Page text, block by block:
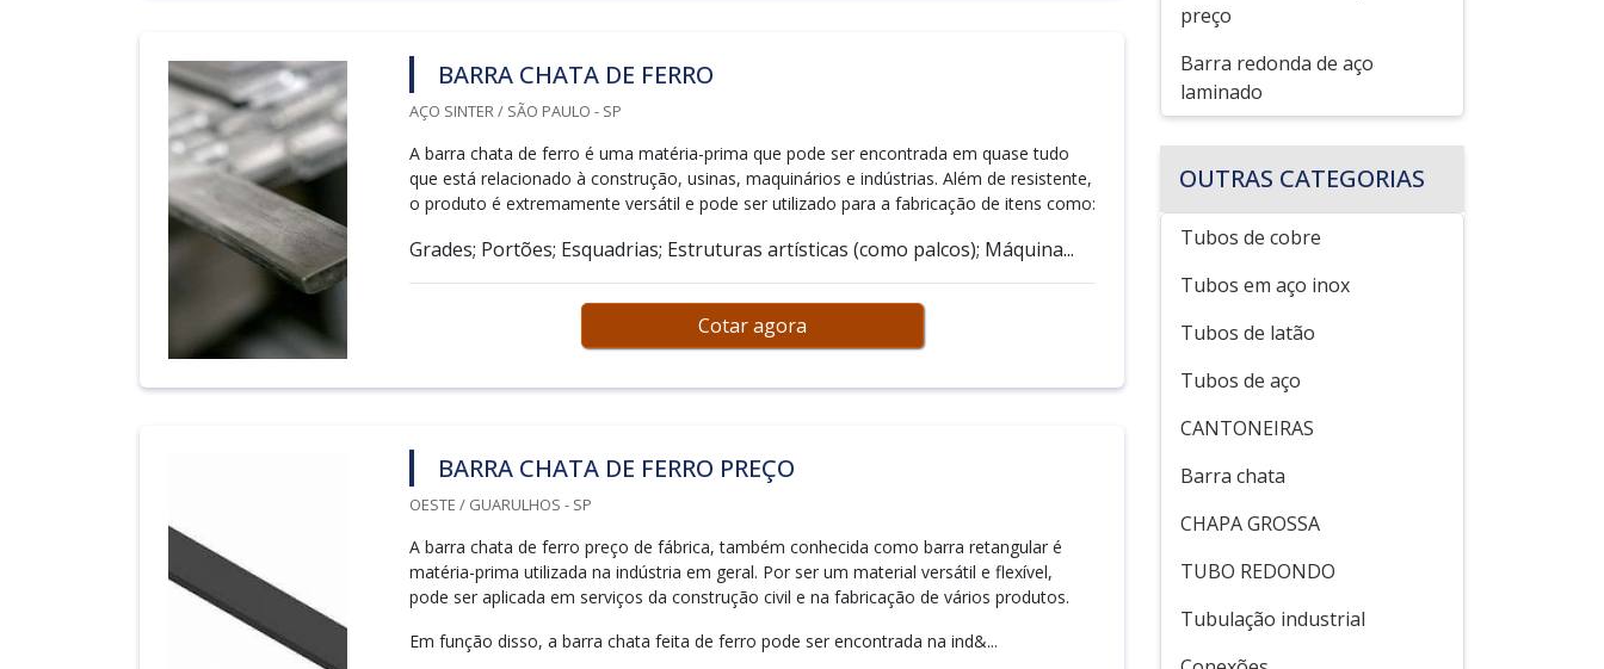
BARRA CHATA DE FERRO
AÇO SINTER / SÃO PAULO - SP
A barra chata de ferro é uma matéria-prima que pode ser encontrada em quase tudo
que está relacionado à construção, usinas, maquinários e indústrias. Além de resistente,
o produto é extremamente versátil e pode ser utilizado para a fabricação de itens como:
Grades; Portões; Esquadrias; Estruturas artísticas (como palcos); Máquina...
Cotar agora
BARRA CHATA DE FERRO PREÇO
OESTE / GUARULHOS - SP
A barra chata de ferro preço de fábrica, também conhecida como barra retangular é
matéria-prima utilizada na indústria em geral. Por ser um material versátil e flexível,
pode ser aplicada em serviços da construção civil e na fabricação de vários produtos.
Em função disso, a barra chata feita de ferro pode ser encontrada na ind&...
preço
Barra redonda de aço
laminado
OUTRAS CATEGORIAS
Tubos de cobre
Tubos em aço inox
Tubos de latão
Tubos de aço
CANTONEIRAS
Barra chata
CHAPA GROSSA
TUBO REDONDO
Tubulação industrial